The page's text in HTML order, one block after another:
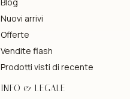
Nuovi arrivi
Offerte
Vendite flash
Prodotti visti di recente
INFO & LEGALE